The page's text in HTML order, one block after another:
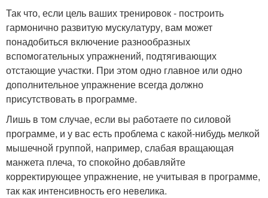
Так что, если цель ваших тренировок - построить
гармонично развитую мускулатуру, вам может
понадобиться включение разнообразных
вспомогательных упражнений, подтягивающих
отстающие участки. При этом одно главное или одно
дополнительное упражнение всегда должно
присутствовать в программе.
Лишь в том случае, если вы работаете по силовой
программе, и у вас есть проблема с какой-нибудь мелкой
мышечной группой, например, слабая вращающая
манжета плеча, то спокойно добавляйте
корректирующее упражнение, не учитывая в программе,
так как интенсивность его невелика.